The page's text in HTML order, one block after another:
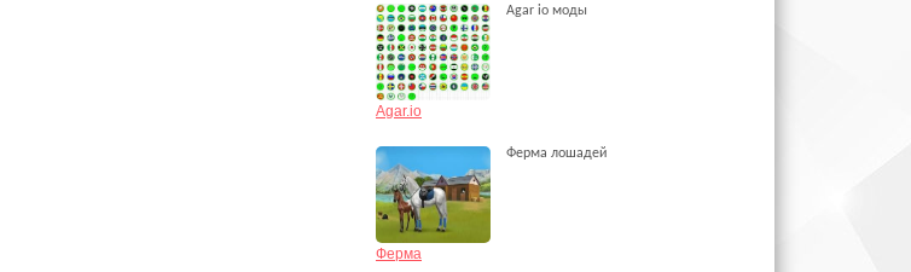
Agar io моды
Agar.io
Ферма лошадей
Ферма